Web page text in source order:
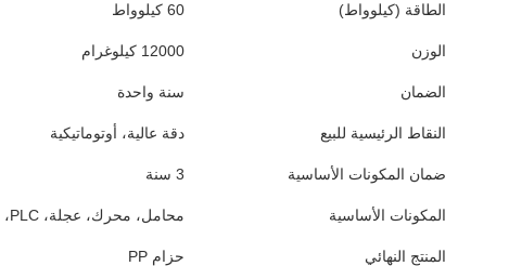
الطاقة (كيلوواط) 60 كيلوواط
الوزن 12000 كيلوغرام
الضمان سنة واحدة
النقاط الرئيسية للبيع دقة عالية، أوتوماتيكية
ضمان المكونات الأساسية 3 سنة
المكونات الأساسية محامل، محرك، عجلة، PLC، محرك، علبة التروس، المسمار
المنتج النهائي حزام PP